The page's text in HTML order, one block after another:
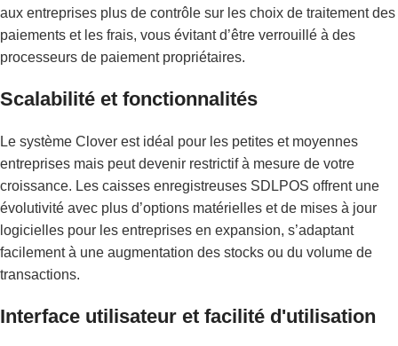
aux entreprises plus de contrôle sur les choix de traitement des
paiements et les frais, vous évitant d’être verrouillé à des
processeurs de paiement propriétaires.
Scalabilité et fonctionnalités
Le système Clover est idéal pour les petites et moyennes
entreprises mais peut devenir restrictif à mesure de votre
croissance. Les caisses enregistreuses SDLPOS offrent une
évolutivité avec plus d’options matérielles et de mises à jour
logicielles pour les entreprises en expansion, s’adaptant
facilement à une augmentation des stocks ou du volume de
transactions.
Interface utilisateur et facilité d'utilisation